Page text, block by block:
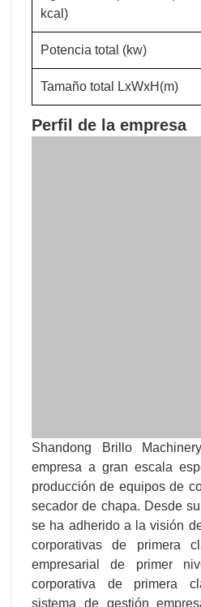
kcal)
Potencia total (kw)
Tamaño total LxWxH(m)
Perfil de la empresa
Shandong Brillo
empresa a gran escala
producción de equipos de
secador de chapa. Desde
se ha adherido a la visión
corporativas de primera
empresarial de primer
corporativa de primera
sistema de gestión